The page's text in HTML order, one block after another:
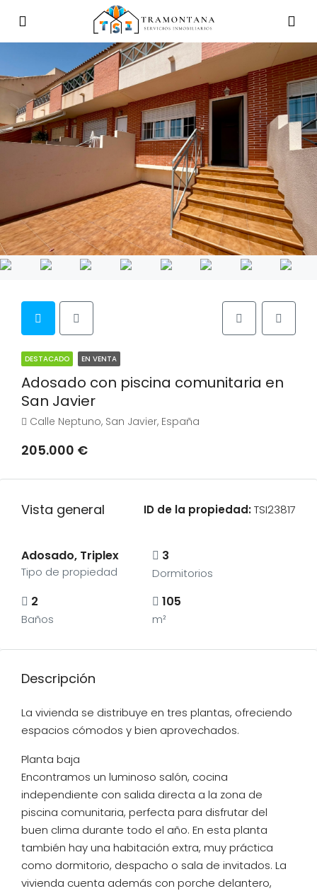
DESTACADO EN VENTA
Adosado con piscina comunitaria en
San Javier
Calle Neptuno, San Javier, España
205.000 €
Vista general ID de la propiedad:TSI23817
Adosado, Triplex
Tipo de propiedad
3
Dormitorios
2
Baños
105
m²
Descripción
La vivienda se distribuye en tres plantas, ofreciendo
espacios cómodos y bien aprovechados.
Planta baja
Encontramos un luminoso salón, cocina
independiente con salida directa a la zona de
piscina comunitaria, perfecta para disfrutar del
buen clima durante todo el año. En esta planta
también hay una habitación extra, muy práctica
como dormitorio, despacho o sala de invitados. La
vivienda cuenta además con porche delantero,